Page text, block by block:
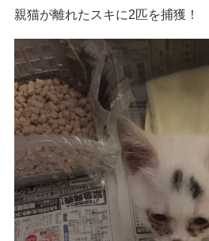
親猫が離れたスキに2匹を捕獲！